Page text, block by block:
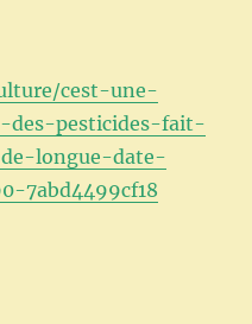
cest-une-
des-pesticides-fait-
longue-date-
7abd4499cf18